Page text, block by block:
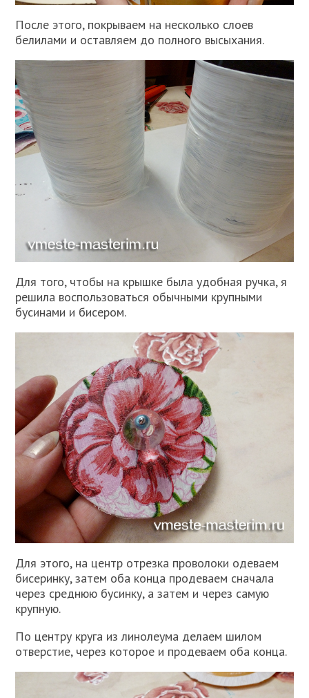
После этого, покрываем на несколько слоев
белилами и оставляем до полного высыхания.
Для того, чтобы на крышке была удобная ручка, я
решила воспользоваться обычными крупными
бусинами и бисером.
Для этого, на центр отрезка проволоки одеваем
бисеринку, затем оба конца продеваем сначала
через среднюю бусинку, а затем и через самую
крупную.
По центру круга из линолеума делаем шилом
отверстие, через которое и продеваем оба конца.